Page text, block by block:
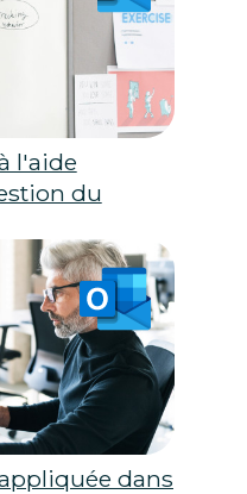
l'aide
du
dans